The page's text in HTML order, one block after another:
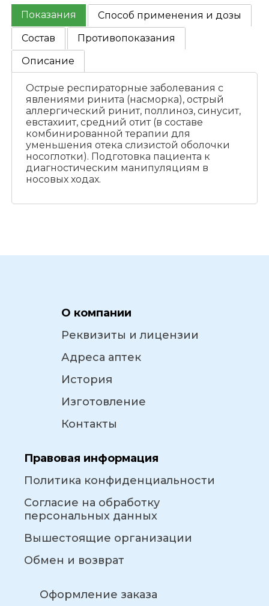
Показания
Способ применения и дозы
Состав
Противопоказания
Описание
Острые респираторные заболевания с
явлениями ринита (насморка), острый
аллергический ринит, поллиноз, синусит,
евстахиит, средний отит (в составе
комбинированной терапии для
уменьшения отека слизистой оболочки
носоглотки). Подготовка пациента к
диагностическим манипуляциям в
носовых ходах.
О компании
Реквизиты и лицензии
Адреса аптек
История
Изготовление
Контакты
Правовая информация
Политика конфиденциальности
Согласие на обработку
персональных данных
Вышестоящие организации
Обмен и возврат
Оформление заказа